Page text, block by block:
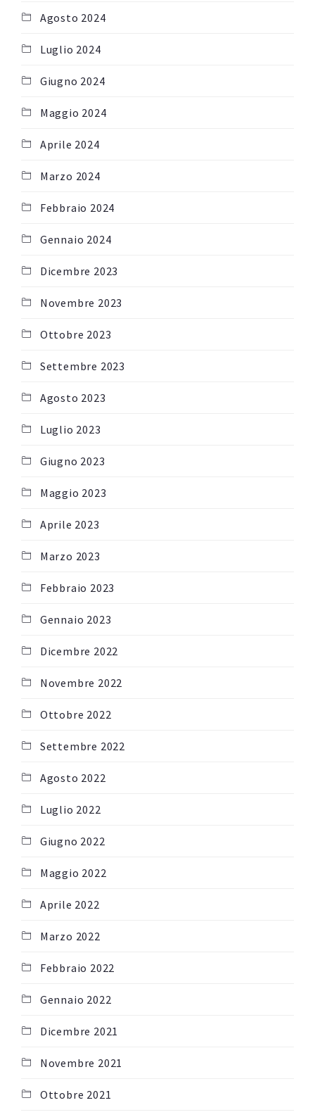
Agosto 2024
Luglio 2024
Giugno 2024
Maggio 2024
Aprile 2024
Marzo 2024
Febbraio 2024
Gennaio 2024
Dicembre 2023
Novembre 2023
Ottobre 2023
Settembre 2023
Agosto 2023
Luglio 2023
Giugno 2023
Maggio 2023
Aprile 2023
Marzo 2023
Febbraio 2023
Gennaio 2023
Dicembre 2022
Novembre 2022
Ottobre 2022
Settembre 2022
Agosto 2022
Luglio 2022
Giugno 2022
Maggio 2022
Aprile 2022
Marzo 2022
Febbraio 2022
Gennaio 2022
Dicembre 2021
Novembre 2021
Ottobre 2021